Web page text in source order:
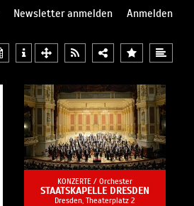
Newsletter anmelden
Anmelden
KONZERTE / Orchester
STAATSKAPELLE DRESDEN
Dresden, Theaterplatz 2